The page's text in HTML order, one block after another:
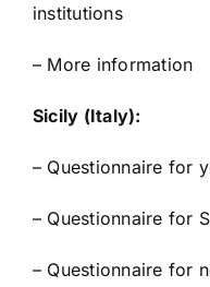
institutions
– More information
Sicily (Italy):
– Questionnaire for
– Questionnaire for
– Questionnaire for